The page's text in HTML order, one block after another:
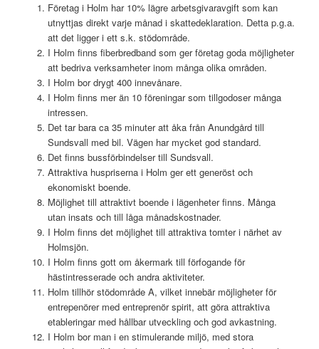
Företag i Holm har 10% lägre arbetsgivaravgift som kan
utnyttjas direkt varje månad i skattedeklaration. Detta p.g.a.
att det ligger i ett s.k. stödområde.
I Holm finns fiberbredband som ger företag goda möjligheter
att bedriva verksamheter inom många olika områden.
I Holm bor drygt 400 innevånare.
I Holm finns mer än 10 föreningar som tillgodoser många
intressen.
Det tar bara ca 35 minuter att åka från Anundgård till
Sundsvall med bil. Vägen har mycket god standard.
Det finns bussförbindelser till Sundsvall.
Attraktiva huspriserna i Holm ger ett generöst och
ekonomiskt boende.
Möjlighet till attraktivt boende i lägenheter finns. Många
utan insats och till låga månadskostnader.
I Holm finns det möjlighet till attraktiva tomter i närhet av
Holmsjön.
I Holm finns gott om åkermark till förfogande för
hästintresserade och andra aktiviteter.
Holm tillhör stödområde A, vilket innebär möjligheter för
entrepenörer med entreprenör spirit, att göra attraktiva
etableringar med hållbar utveckling och god avkastning.
I Holm bor man i en stimulerande miljö, med stora